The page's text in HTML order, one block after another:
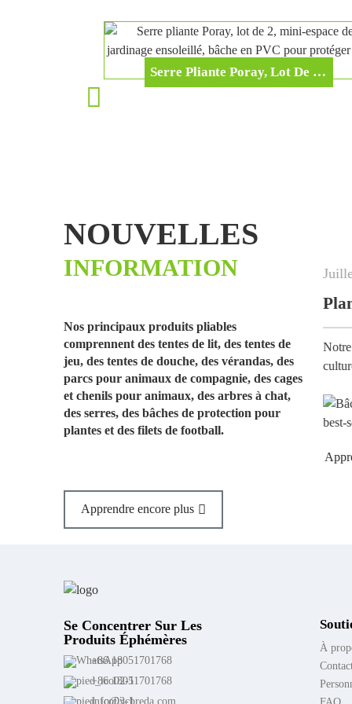
et lapins, utilisable à
l'intérieur comme à
l'extérieur.
Mini serres éphémères pour
animaux de compagnie
Serre Pliante Poray, Lot De 2, Mini-Espace De Jardinage Ensoleillé, Bâche En PVC Pour Protéger Vos Plantes Du Gel Et Du Froid.
NOUVELLES
INFORMATION
Nos principaux produits pliables
comprennent des tentes de lit, des tentes de
jeu, des tentes de douche, des vérandas, des
parcs pour animaux de compagnie, des cages
et chenils pour animaux, des arbres à chat,
des serres, des bâches de protection pour
plantes et des filets de football.
Apprendre encore plus
et plantes contre...
Juillet-
Plantes de jardin les
Notre filet de protection pour
culture, un de nos produits
Se Concentrer Sur Les
Produits Éphémères
+86 18051701768
+86 18051701768
info@ycbreda.com
À